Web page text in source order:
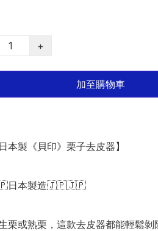
+
加至購物車
本製《貝印》栗子去皮器】
本製造🇯🇵🇯🇵
栗或熟栗，這款去皮器都能輕鬆剝